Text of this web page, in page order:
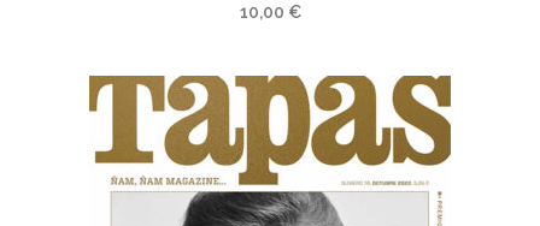
10,00 €